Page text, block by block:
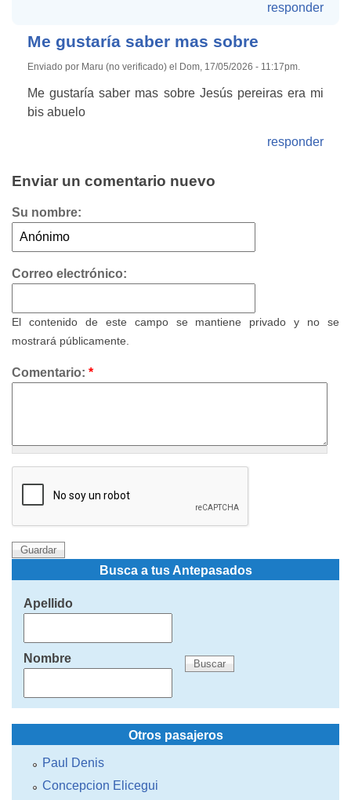
responder
Me gustaría saber mas sobre
Enviado por Maru (no verificado) el Dom, 17/05/2026 - 11:17pm.
Me gustaría saber mas sobre Jesús pereiras era mi
bis abuelo
responder
Enviar un comentario nuevo
Su nombre:
Correo electrónico:
El contenido de este campo se mantiene privado y no se
mostrará públicamente.
Comentario: *
Busca a tus Antepasados
Apellido
Nombre
Otros pasajeros
Paul Denis
Concepcion Elicegui